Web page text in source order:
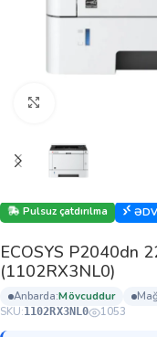
Pulsuz çatdırılma ƏDV
ECOSYS P2040dn
(1102RX3NL0)
anbarda: mövcuddur
SKU:1102RX3NL0 1053